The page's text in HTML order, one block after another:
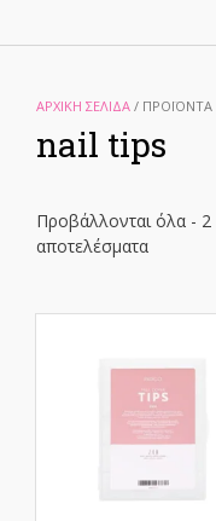
ΑΡΧΙΚΉ ΣΕΛΊΔΑ / ΠΡΟΪΌΝΤΑ
nail tips
Προβάλλονται όλα - 2
αποτελέσματα